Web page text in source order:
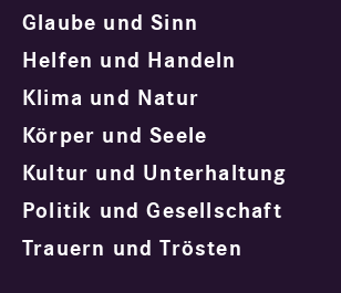
Glaube und Sinn
Helfen und Handeln
Klima und Natur
Körper und Seele
Kultur und Unterhaltung
Politik und Gesellschaft
Trauern und Trösten